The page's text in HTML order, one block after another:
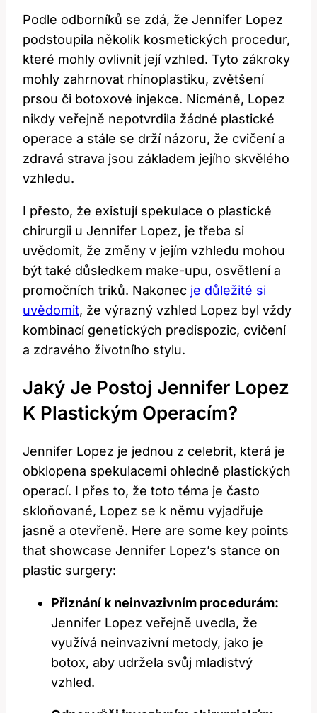
Podle odborníků se zdá, že Jennifer Lopez
podstoupila několik kosmetických procedur,
které mohly ovlivnit její vzhled. Tyto zákroky
mohly zahrnovat rhinoplastiku, zvětšení
prsou či botoxové injekce. Nicméně, Lopez
nikdy veřejně nepotvrdila žádné plastické
operace a stále se drží názoru, že cvičení a
zdravá strava jsou základem jejího skvělého
vzhledu.
I přesto, že existují spekulace o plastické
chirurgii u Jennifer Lopez, je třeba si
uvědomit, že změny v jejím vzhledu mohou
být také důsledkem make-upu, osvětlení a
promočních triků. Nakonec je důležité si
uvědomit, že výrazný vzhled Lopez byl vždy
kombinací genetických predispozic, cvičení
a zdravého životního stylu.
Jaký Je Postoj Jennifer Lopez
K Plastickým Operacím?
Jennifer Lopez je jednou z celebrit, která je
obklopena spekulacemi ohledně plastických
operací. I přes to, že toto téma je často
skloňované, Lopez se k němu vyjadřuje
jasně a otevřeně. Here are some key points
that showcase Jennifer Lopez’s stance on
plastic surgery:
Přiznání k neinvazivním procedurám:
Jennifer Lopez veřejně uvedla, že
využívá neinvazivní metody, jako je
botox, aby udržela svůj mladistvý
vzhled.